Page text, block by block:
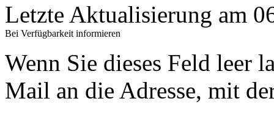
Letzte Aktualisierung am
Bei Verfügbarkeit informieren
Wenn Sie dieses Feld leer
Mail an die Adresse, mit